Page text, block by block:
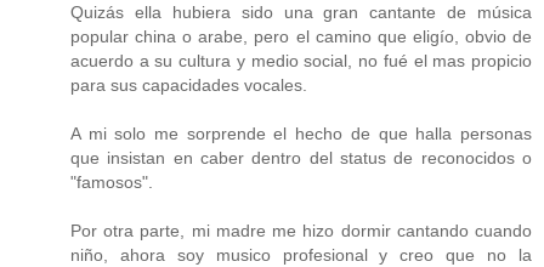
Quizás ella hubiera sido una gran cantante de música
popular china o arabe, pero el camino que eligío, obvio de
acuerdo a su cultura y medio social, no fué el mas propicio
para sus capacidades vocales.
A mi solo me sorprende el hecho de que halla personas
que insistan en caber dentro del status de reconocidos o
"famosos".
Por otra parte, mi madre me hizo dormir cantando cuando
niño, ahora soy musico profesional y creo que no la